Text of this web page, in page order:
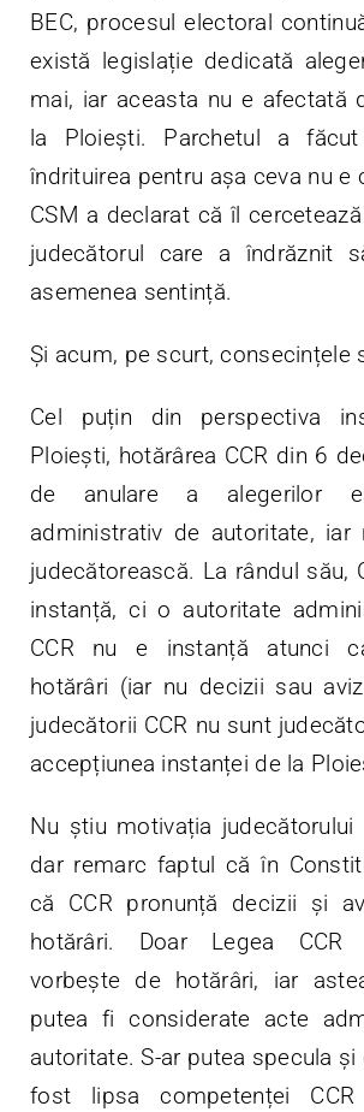
BEC, procesul electoral
există legislație dedicată
mai, iar aceasta nu e afectată
la Ploiești. Parchetul a
îndrituirea pentru așa ceva nu e
CSM a declarat că îl
judecătorul care a îndrăznit
asemenea sentință.
Și acum, pe scurt, consecințele
Cel puțin din perspectiva
Ploiești, hotărârea CCR din 6
de anulare a alegerilor
administrativ de autoritate, iar
judecătorească. La rândul său,
instanță, ci o autoritate
CCR nu e instanță atunci
hotărâri (iar nu decizii sau
judecătorii CCR nu sunt
accepțiunea instanței de la
Nu știu motivația judecătorului
dar remarc faptul că în
că CCR pronunță decizii și
hotărâri. Doar Legea
vorbește de hotărâri, iar
putea fi considerate acte
autoritate. S-ar putea specula
fost lipsa competenței